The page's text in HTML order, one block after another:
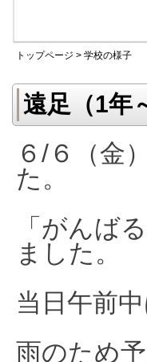
トップページ > 学校の様子
遠足（1年
６/６（金
た。
「がんば
ました。
当日午前
雨のため